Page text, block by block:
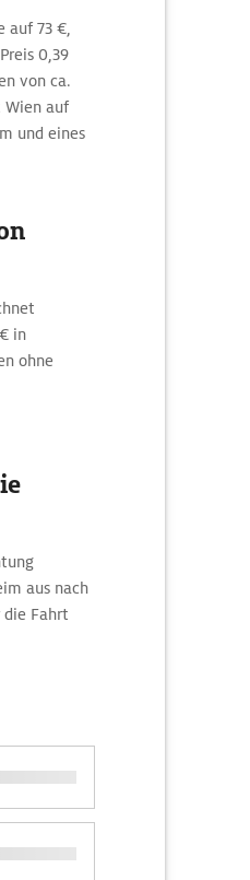
auf 73 €,
0,39
von ca.
Wien auf
und eines
in
ohne
aus nach
die Fahrt